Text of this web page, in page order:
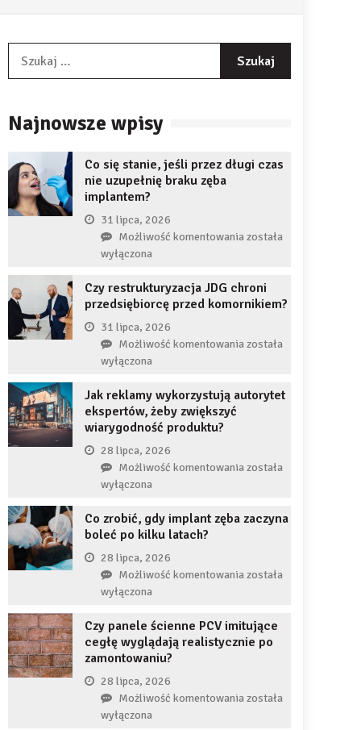
Najnowsze wpisy
Co się stanie, jeśli przez długi czas
nie uzupełnię braku zęba
implantem?
31 lipca, 2026
Możliwość komentowaniaCo
jeśli
przez
czas
braku
zęba
została
wyłączona
Czy restrukturyzacja JDG chroni
przedsiębiorcę przed komornikiem?
31 lipca, 2026
Możliwość komentowaniaCzy
chroni
została
wyłączona
Jak reklamy wykorzystują autorytet
ekspertów, żeby zwiększyć
wiarygodność produktu?
28 lipca, 2026
Możliwość komentowaniaJak
autorytet
zwiększyć
została
wyłączona
Co zrobić, gdy implant zęba zaczyna
boleć po kilku latach?
28 lipca, 2026
Możliwość komentowaniaCo
implant
zęba
została
wyłączona
Czy panele ścienne PCV imitujące
cegłę wyglądają realistycznie po
zamontowaniu?
28 lipca, 2026
Możliwość komentowaniaCzy
została
wyłączona